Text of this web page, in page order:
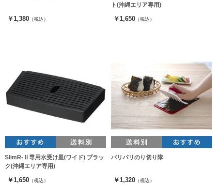
￥1,380 （税込）
ト(沖縄エリア専用)
￥1,650 （税込）
SlimR-Ⅱ専用水受け皿(ワイド) ブラッ
ク(沖縄エリア専用)
￥1,650 （税込）
パリパリのり切り隊
￥1,320 （税込）